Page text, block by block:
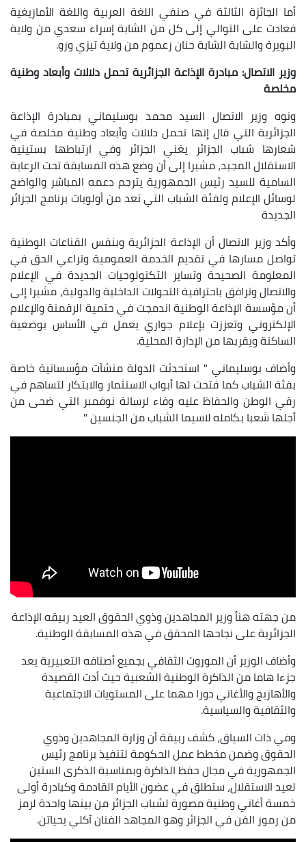
أما الجائزة الثالثة في صنفي اللغة العربية واللغة الأمازيغية
فعادت على التوالي إلى كل من الشابة إسراء سعدي من ولاية
البويرة والشابة الشابة حنان زعموم من ولاية تيزي وزو.
وزير الاتصال: مبادرة الإذاعة الجزائرية تحمل دلالات وأبعاد وطنية
مخلصة
ونوه وزير الاتصال السيد محمد بوسليماني بمبادرة الإذاعة
الجزائرية التي قال إنها تحمل دلالات وأبعاد وطنية مخلصة في
شعارها شباب الجزائر يغني الجزائر وفي ارتباطها بستينية
الاستقلال المجيد، مشيرا إلى أن وضع هذه المسابقة تحت الرعاية
السامية للسيد رئيس الجمهورية يترجم دعمه المباشر والواضح
لوسائل الإعلام ولفئة الشباب التي تعد من أولويات برنامج الجزائر
الجديدة
وأكد وزير الاتصال أن الإذاعة الجزائرية وبنفس القناعات الوطنية
تواصل مسارها في تقديم الخدمة العمومية وتراعي الحق في
المعلومة الصحيحة وتساير التكنولوجيات الجديدة في الإعلام
والاتصال وترافق باحترافية التحولات الداخلية والدولية، مشيرا إلى
أن مؤسسة الإذاعة الوطنية اندمجت في حتمية الرقمنة والإعلام
الإلكتروني وتعززت بإعلام جواري يعمل في الأساس بوضعية
الساكنة ويقربها من الإدارة المحلية.
وأضاف بوسليماني " استحدثت الدولة منشآت مؤسساتية خاصة
بفئة الشباب كما فتحت لها أبواب الاستثمار والابتكار لتساهم في
رقي الوطن والحفاظ عليه وفاء لرسالة نوفمبر التي ضحى من
أجلها شعبا بكامله لاسيما الشباب من الجنسين "
من جهته هنأ وزير المجاهدين وذوي الحقوق العيد ربيقه الإذاعة
الجزائرية على نجاحها المحقق في هذه المسابقة الوطنية.
وأضاف الوزير أن الموروث الثقافي بجميع أصنافه التعبيرية يعد
جزءا هاما من الذاكرة الوطنية الشعبية حيث أدت القصيدة
والأهازيج والأغاني دورا مهما على المستويات الاجتماعية
والثقافية والسياسية.
وفي ذات السياق، كشف ربيقة أن وزارة المجاهدين وذوي
الحقوق وضمن مخطط عمل الحكومة لتنفيذ برنامج رئيس
الجمهورية في مجال حفظ الذاكرة وبمناسبة الذكرى الستين
لعيد الاستقلال، ستطلق في عضون الأيام القادمة وكبادرة أولى
خمسة أغاني وطنية مصورة لشباب الجزائر من بينها واحدة لرمز
من رموز الفن في الجزائر وهو المجاهد الفنان آكلي يحياتن.